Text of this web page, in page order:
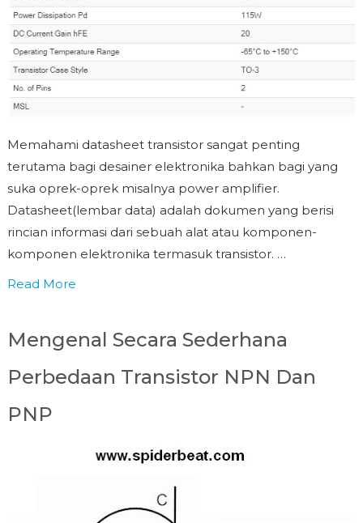
Memahami datasheet transistor sangat penting
terutama bagi desainer elektronika bahkan bagi yang
suka oprek-oprek misalnya power amplifier.
Datasheet(lembar data) adalah dokumen yang berisi
rincian informasi dari sebuah alat atau komponen-
komponen elektronika termasuk transistor. …
Read More
Mengenal Secara Sederhana
Perbedaan Transistor NPN Dan
PNP